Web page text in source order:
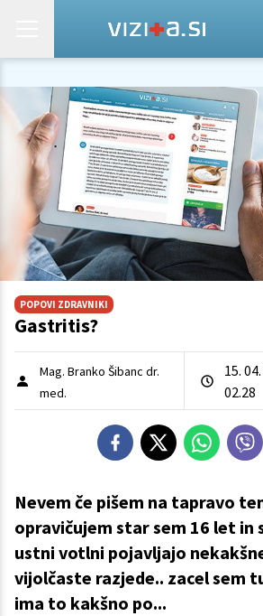
POPOVI ZDRAVNIKI
Gastritis?
Mag. Branko Šibanc dr.
med.
15.
02.28
Nevem če pišem na tapravo
opravičujem star sem 16 let in
ustni votlni pojavljajo
vijolčaste razjede.. zacel sem
ima to kakšno po...